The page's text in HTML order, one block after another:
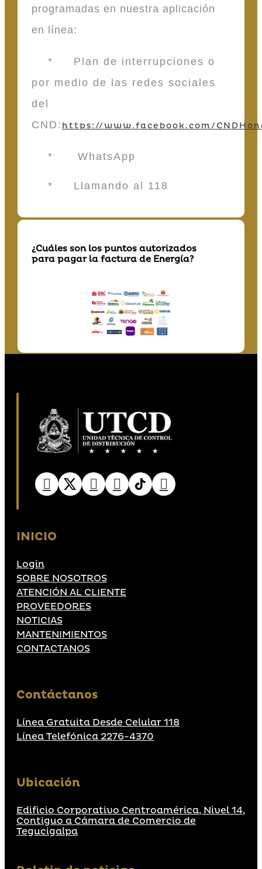
programadas en nuestra aplicación
en línea:
* Plan de interrupciones o
por medio de las redes sociales
del
CND: https://www.facebook.com/
* WhatsApp
* Llamando al 118
¿Cuáles son los puntos autorizados
para pagar la factura de Energía?
INICIO
Login
SOBRE NOSOTROS
ATENCIÓN AL CLIENTE
PROVEEDORES
NOTICIAS
MANTENIMIENTOS
CONTACTANOS
Contáctanos
Línea Gratuita Desde Celular 118
Línea Telefónica 2276-4370
Ubicación
Edificio Corporativo Centroamérica, Nivel 14,
Contiguo a Cámara de Comercio de
Tegucigalpa